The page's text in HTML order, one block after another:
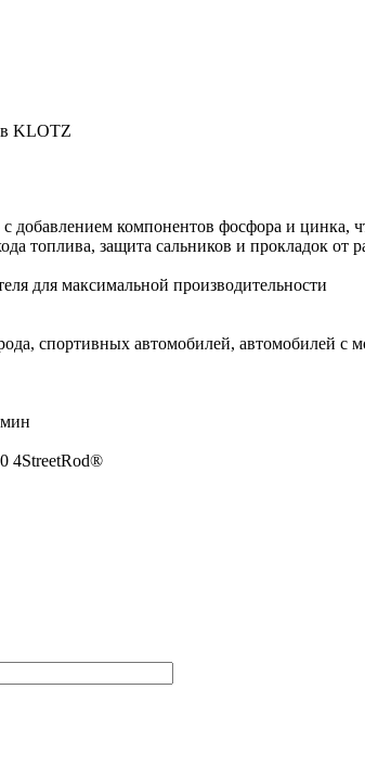
KLOTZ
добавлением компонентов фосфора и
топлива, защита сальников и прокладок
для максимальной производительности
спортивных автомобилей, автомобилей
4StreetRod®